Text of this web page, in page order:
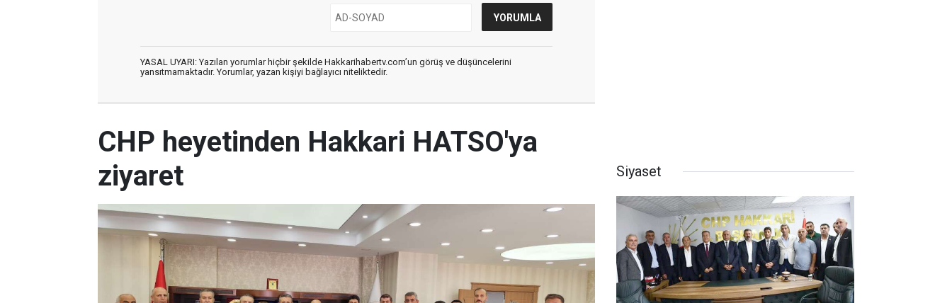
YASAL UYARI: Yazılan yorumlar hiçbir şekilde Hakkarihabertv.com’un görüş ve düşüncelerini
yansıtmamaktadır. Yorumlar, yazan kişiyi bağlayıcı niteliktedir.
CHP heyetinden Hakkari HATSO'ya
ziyaret
Siyaset